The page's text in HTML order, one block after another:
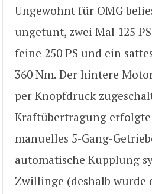
Ungewohnt für OMG
ungetunt, zwei Mal 125
feine 250 PS und ein
360 Nm. Der hintere
per Knopfdruck
Kraftübertragung
manuelles 5-Gang-
automatische Kupplung
Zwillinge (deshalb wurde